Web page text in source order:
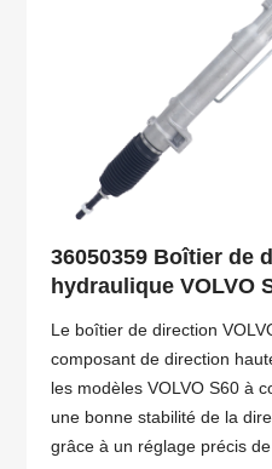
36050359 Boîtier de
hydraulique VOLVO
Le boîtier de direction
composant de direction
les modèles VOLVO S60 à
une bonne stabilité de la
grâce à un réglage précis